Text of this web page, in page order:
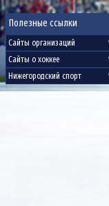
Полезные ссылки